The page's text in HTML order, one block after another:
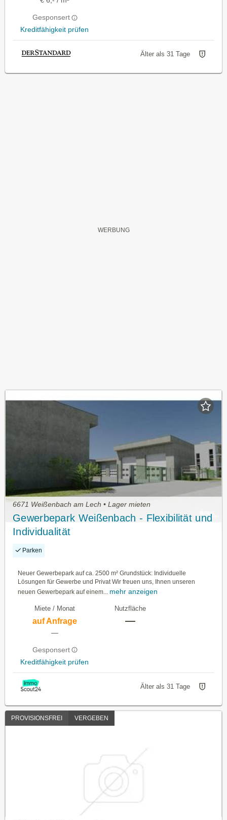
Gesponsert
Kreditfähigkeit prüfen
Älter als 31 Tage
6671 Weißenbach am Lech • Lager mieten
Gewerbepark Weißenbach - Flexibilität und
Individualität
Parken
Neuer Gewerbepark auf ca. 2500 m² Grundstück: Individuelle
Lösungen für Gewerbe und Privat Wir freuen uns, Ihnen unseren
neuen Gewerbepark auf einem... mehr anzeigen
Miete / Monat
auf Anfrage
—
Gesponsert
Kreditfähigkeit prüfen
Nutzfläche
—
Älter als 31 Tage
PROVISIONSFREI VERGEBEN